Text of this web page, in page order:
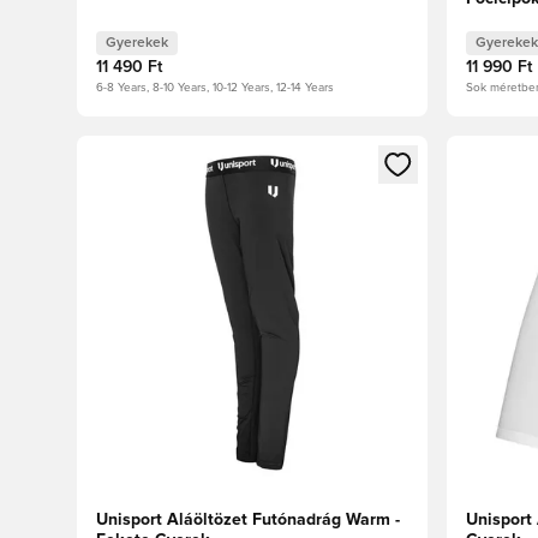
Gyerekek
11 490 Ft
6-8 Years, 8-10 Years, 10-12 Years, 12-14 Years
Gyerekek
11 990 Ft
Sok
Megnyit egy modált a bejelentkezéshez vagy a
Unisport Aláöltözet Futónadrág Warm -
Unisport